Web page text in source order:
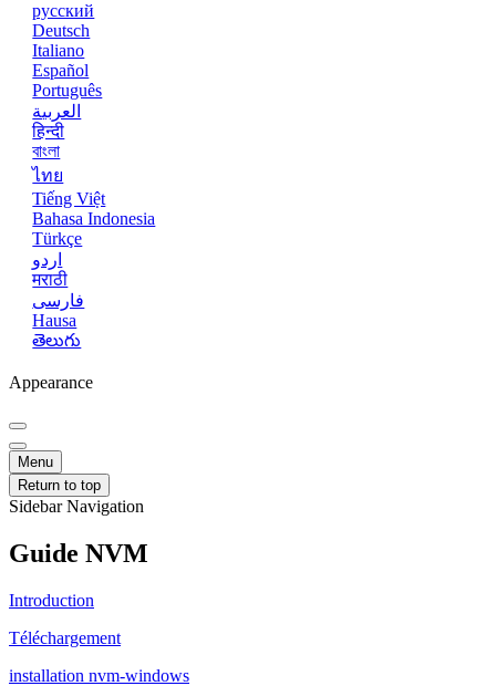
русский
Deutsch
Italiano
Español
Português
العربية
हिन्दी
বাংলা
ไทย
Tiếng Việt
Bahasa Indonesia
Türkçe
اردو
मराठी
فارسی
Hausa
తెలుగు
Appearance
Menu
Return to top
Sidebar Navigation
Guide NVM
Introduction
Téléchargement
installation nvm-windows